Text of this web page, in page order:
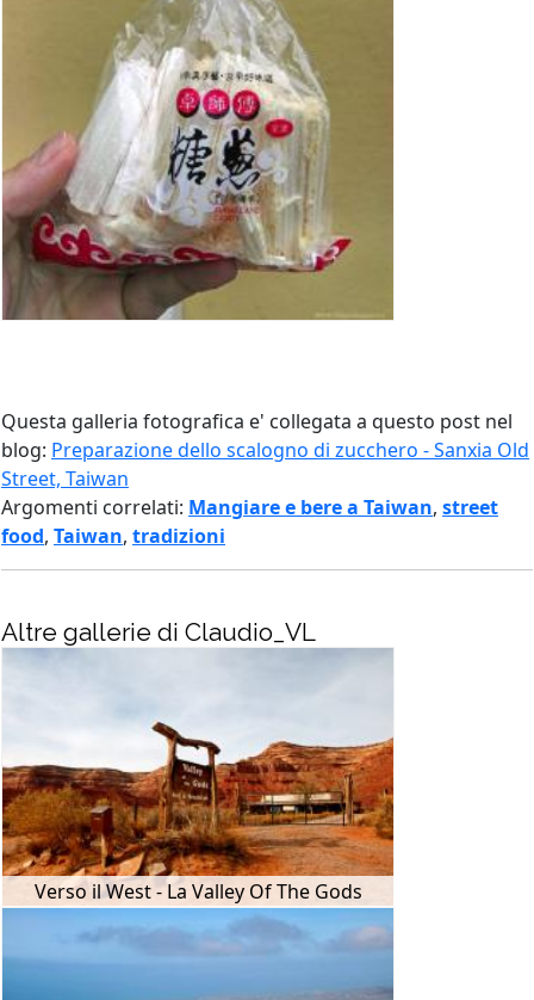
Questa galleria fotografica e' collegata a questo post nel
blog: Preparazione dello scalogno di zucchero - Sanxia Old
Street, Taiwan
Argomenti correlati: Mangiare e bere a Taiwan, street
food, Taiwan, tradizioni
Altre gallerie di Claudio_VL
Verso il West - La Valley Of The Gods